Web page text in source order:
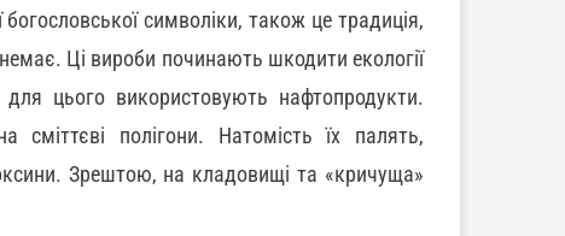
символіки, також це традиція,
Ці вироби починають шкодити екології
цього використовують нафтопродукти.
полігони. Натомість їх палять,
Зрештою, на кладовищі та «кричуща»